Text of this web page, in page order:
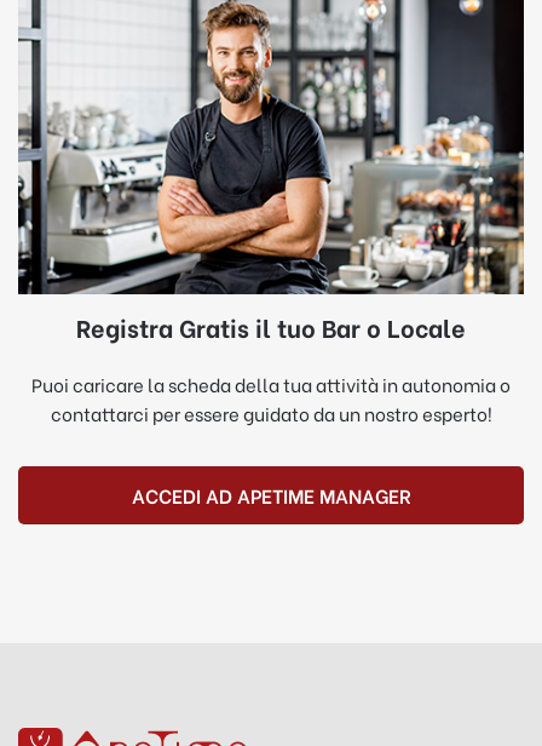
Registra Gratis il tuo Bar o Locale
Puoi caricare la scheda della tua attività in autonomia o
contattarci per essere guidato da un nostro esperto!
ACCEDI AD APETIME MANAGER